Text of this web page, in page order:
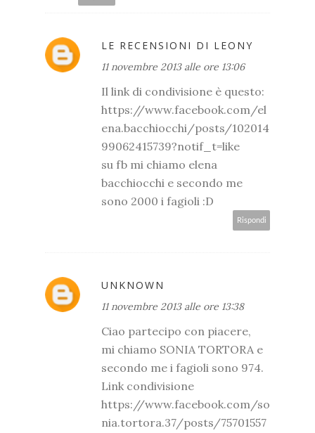
LE RECENSIONI DI LEONY
11 novembre 2013 alle ore 13:06
Il link di condivisione è questo:
https://www.facebook.com/el
ena.bacchiocchi/posts/102014
99062415739?notif_t=like
su fb mi chiamo elena
bacchiocchi e secondo me
sono 2000 i fagioli :D
Rispondi
UNKNOWN
11 novembre 2013 alle ore 13:38
Ciao partecipo con piacere,
mi chiamo SONIA TORTORA e
secondo me i fagioli sono 974.
Link condivisione
https://www.facebook.com/so
nia.tortora.37/posts/75701557